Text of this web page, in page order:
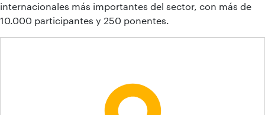
internacionales más importantes del sector, con más de
10.000 participantes y 250 ponentes.